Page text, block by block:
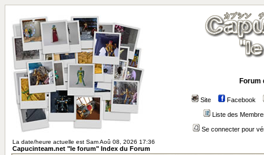
Forum
Site Facebook
Liste des
Se connecter pour
La date/heure actuelle est Sam Aoû 08, 2026 17:36
Capucinteam.net "le forum" Index du Forum